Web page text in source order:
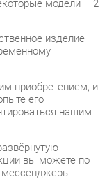
и
нашим
вы можете по
между собой в
1_60975,
склада в